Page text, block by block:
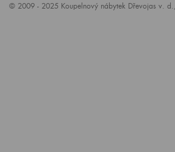
© 2009 - 2025 Koupelnový nábytek Dřevojas v. d.,